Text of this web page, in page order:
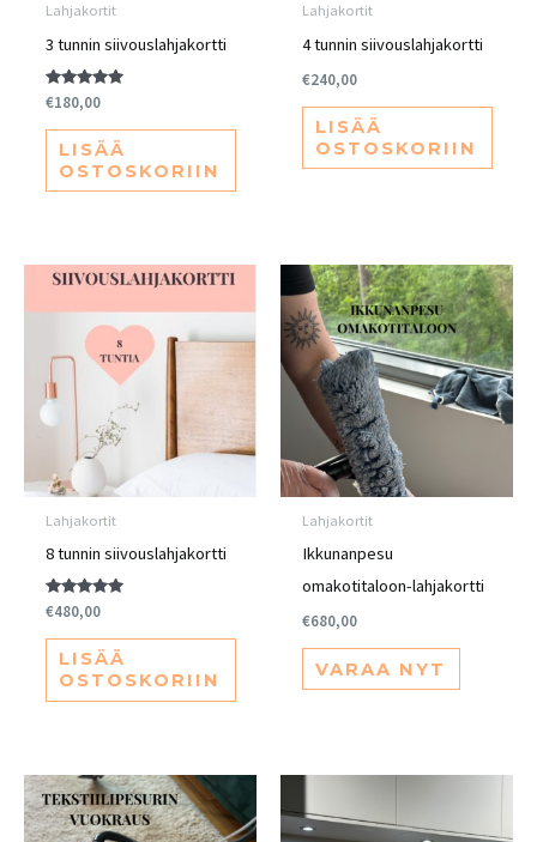
Lahjakortit
3 tunnin siivouslahjakortti
Arvostelu
tuotteesta:
5.00
/ 5
€180,00
LISÄÄ
OSTOSKORIIN
Lahjakortit
4 tunnin siivouslahjakortti
€240,00
LISÄÄ
OSTOSKORIIN
Lahjakortit
8 tunnin siivouslahjakortti
Arvostelu
tuotteesta:
5.00
/ 5
€480,00
LISÄÄ
OSTOSKORIIN
Lahjakortit
Ikkunanpesu
omakotitaloon-lahjakortti
€680,00
VARAA NYT